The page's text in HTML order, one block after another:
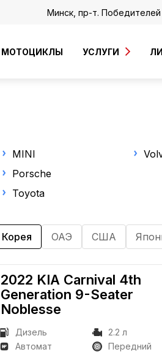
Минск, пр-т. Победителей
МОТОЦИКЛЫ УСЛУГИ
MINI
Porsche
Toyota
Корея ОАЭ США
2022 KIA Carnival 4th
Generation 9-Seater
Noblesse
Дизель
2.2 л
Автомат
Передний